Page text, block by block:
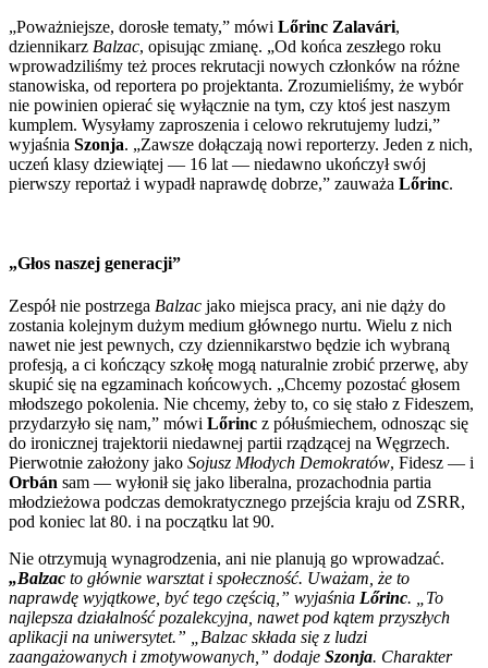
„Poważniejsze, dorosłe tematy,” mówi Lőrinc Zalavári,
dziennikarz Balzac, opisując zmianę. „Od końca zeszłego roku
wprowadziliśmy też proces rekrutacji nowych członków na różne
stanowiska, od reportera po projektanta. Zrozumieliśmy, że wybór
nie powinien opierać się wyłącznie na tym, czy ktoś jest naszym
kumplem. Wysyłamy zaproszenia i celowo rekrutujemy ludzi,”
wyjaśnia Szonja. „Zawsze dołączają nowi reporterzy. Jeden z nich,
uczeń klasy dziewiątej — 16 lat — niedawno ukończył swój
pierwszy reportaż i wypadł naprawdę dobrze,” zauważa Lőrinc.
„Głos naszej generacji”
Zespół nie postrzega Balzac jako miejsca pracy, ani nie dąży do
zostania kolejnym dużym medium głównego nurtu. Wielu z nich
nawet nie jest pewnych, czy dziennikarstwo będzie ich wybraną
profesją, a ci kończący szkołę mogą naturalnie zrobić przerwę, aby
skupić się na egzaminach końcowych. „Chcemy pozostać głosem
młodszego pokolenia. Nie chcemy, żeby to, co się stało z Fideszem,
przydarzyło się nam,” mówi Lőrinc z półuśmiechem, odnosząc się
do ironicznej trajektorii niedawnej partii rządzącej na Węgrzech.
Pierwotnie założony jako Sojusz Młodych Demokratów, Fidesz — i
Orbán sam — wyłonił się jako liberalna, prozachodnia partia
młodzieżowa podczas demokratycznego przejścia kraju od ZSRR,
pod koniec lat 80. i na początku lat 90.
Nie otrzymują wynagrodzenia, ani nie planują go wprowadzać.
„Balzac to głównie warsztat i społeczność. Uważam, że to
naprawdę wyjątkowe, być tego częścią,” wyjaśnia Lőrinc. „To
najlepsza działalność pozalekcyjna, nawet pod kątem przyszłych
aplikacji na uniwersytet.”
„Balzac składa się z ludzi
zaangażowanych i zmotywowanych,” dodaje Szonja. Charakter